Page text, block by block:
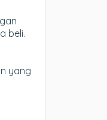
beli.
yang